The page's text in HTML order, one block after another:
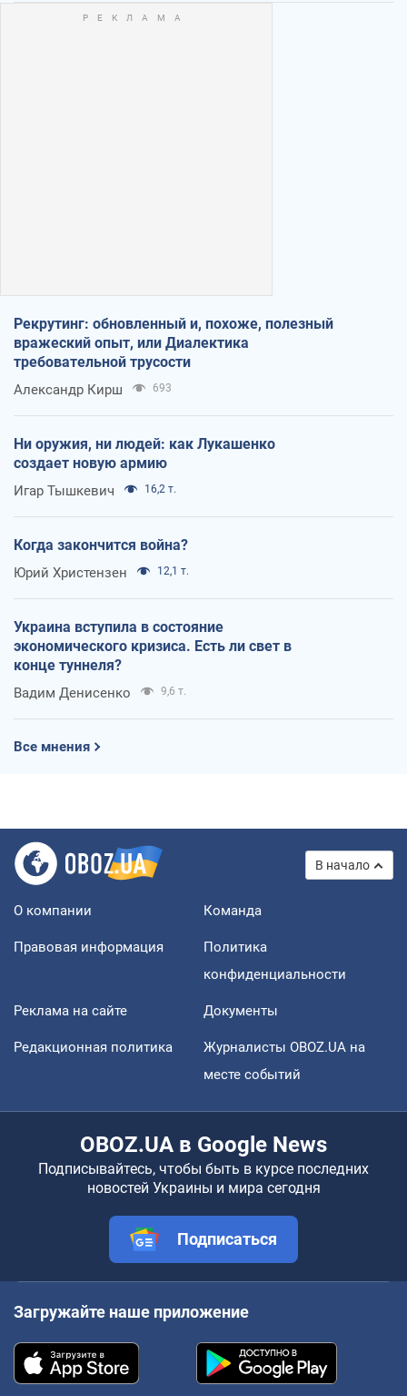
Рекрутинг: обновленный и, похоже, полезный
вражеский опыт, или Диалектика
требовательной трусости
Александр Кирш 693
Ни оружия, ни людей: как Лукашенко
создает новую армию
Игар Тышкевич 16,2 т.
Когда закончится война?
Юрий Христензен 12,1 т.
Украина вступила в состояние
экономического кризиса. Есть ли свет в
конце туннеля?
Вадим Денисенко 9,6 т.
Все мнения
В начало
О компании Команда
Правовая информация
Политика
конфиденциальности
Реклама на сайте Документы
Редакционная политика
Журналисты OBOZ.UA на
месте событий
OBOZ.UA в Google News
Подписывайтесь, чтобы быть в курсе последних
новостей Украины и мира сегодня
Подписаться
Загружайте наше приложение